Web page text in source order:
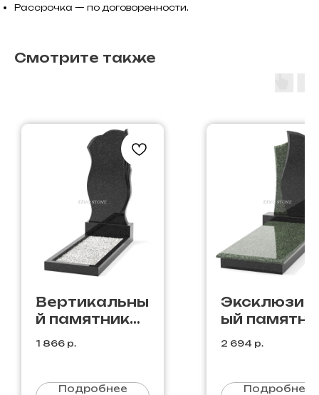
Рассрочка — по договоренности.
Смотрите также
Вертикальны
й памятник
1 866 р.
Подробнее
ый
2 694 р.
Подробнее